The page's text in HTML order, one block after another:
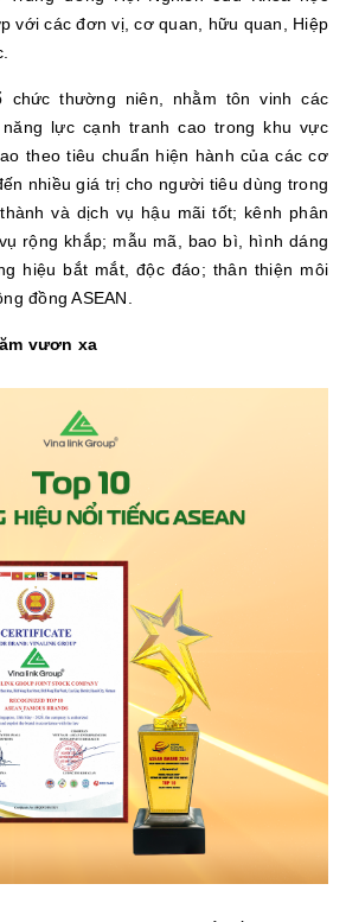
với các đơn vị, cơ quan, hữu quan, Hiệp
chức thường niên, nhằm tôn vinh các
lực cạnh tranh cao trong khu vực
theo tiêu chuẩn hiện hành của các cơ
nhiều giá trị cho người tiêu dùng trong
và dịch vụ hậu mãi tốt; kênh phân
rộng khắp; mẫu mã, bao bì, hình dáng
hiệu bắt mắt, độc đáo; thân thiện môi
đồng ASEAN.
vươn xa